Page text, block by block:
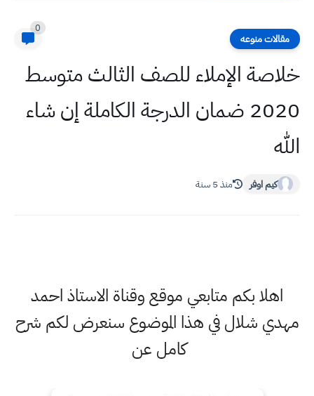
مقالات منوعه
0
خلاصة الإملاء للصف الثالث متوسط
2020 ضمان الدرجة الكاملة إن شاء
الله
كيم اوفر منذ 5 سنة
اهلا بكم متابعي موقع وقناة الاستاذ احمد
مهدي شلال في هذا الموضوع سنعرض لكم شرح
كامل عن